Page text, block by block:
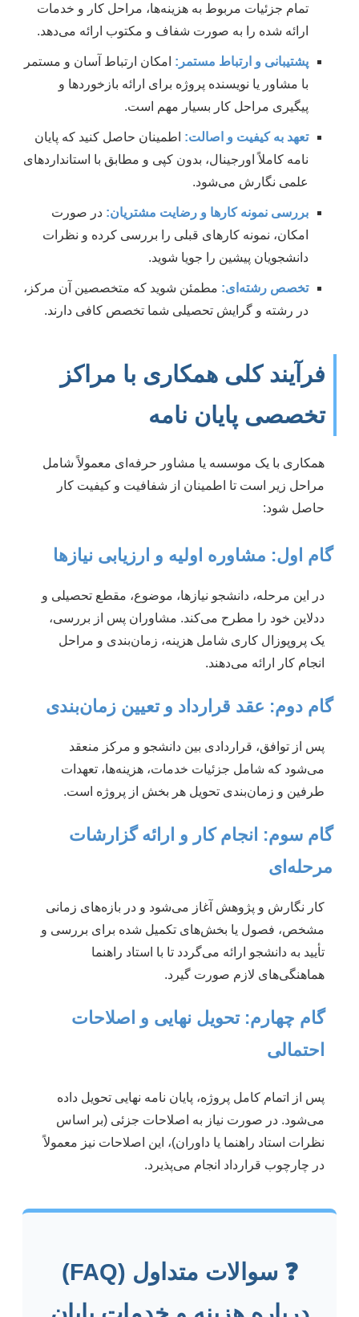
تمام جزئیات مربوط به هزینه‌ها، مراحل کار و خدمات
ارائه شده را به صورت شفاف و مکتوب ارائه می‌دهد.
پشتیبانی و ارتباط مستمر: امکان ارتباط آسان و مستمر
با مشاور یا نویسنده پروژه برای ارائه بازخوردها و
پیگیری مراحل کار بسیار مهم است.
تعهد به کیفیت و اصالت: اطمینان حاصل کنید که پایان
نامه کاملاً اورجینال، بدون کپی و مطابق با استانداردهای
علمی نگارش می‌شود.
بررسی نمونه کارها و رضایت مشتریان: در صورت
امکان، نمونه کارهای قبلی را بررسی کرده و نظرات
دانشجویان پیشین را جویا شوید.
تخصص رشته‌ای: مطمئن شوید که متخصصین آن مرکز،
در رشته و گرایش تحصیلی شما تخصص کافی دارند.
فرآیند کلی همکاری با مراکز
تخصصی پایان نامه
همکاری با یک موسسه یا مشاور حرفه‌ای معمولاً شامل
مراحل زیر است تا اطمینان از شفافیت و کیفیت کار
حاصل شود:
گام اول: مشاوره اولیه و ارزیابی نیازها
در این مرحله، دانشجو نیازها، موضوع، مقطع تحصیلی و
ددلاین خود را مطرح می‌کند. مشاوران پس از بررسی،
یک پروپوزال کاری شامل هزینه، زمان‌بندی و مراحل
انجام کار ارائه می‌دهند.
گام دوم: عقد قرارداد و تعیین زمان‌بندی
پس از توافق، قراردادی بین دانشجو و مرکز منعقد
می‌شود که شامل جزئیات خدمات، هزینه‌ها، تعهدات
طرفین و زمان‌بندی تحویل هر بخش از پروژه است.
گام سوم: انجام کار و ارائه گزارشات
مرحله‌ای
کار نگارش و پژوهش آغاز می‌شود و در بازه‌های زمانی
مشخص، فصول یا بخش‌های تکمیل شده برای بررسی و
تأیید به دانشجو ارائه می‌گردد تا با استاد راهنما
هماهنگی‌های لازم صورت گیرد.
گام چهارم: تحویل نهایی و اصلاحات
احتمالی
پس از اتمام کامل پروژه، پایان نامه نهایی تحویل داده
می‌شود. در صورت نیاز به اصلاحات جزئی (بر اساس
نظرات استاد راهنما یا داوران)، این اصلاحات نیز معمولاً
در چارچوب قرارداد انجام می‌پذیرد.
❓ سوالات متداول (FAQ)